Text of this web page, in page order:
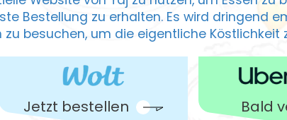
Bestellung zu erhalten. Es wird dringend
besuchen, um die eigentliche Köstlichkeit
Jetzt bestellen Bald